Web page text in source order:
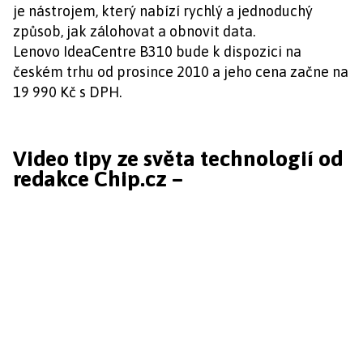
je nástrojem, který nabízí rychlý a jednoduchý
způsob, jak zálohovat a obnovit data.
Lenovo IdeaCentre B310 bude k dispozici na
českém trhu od prosince 2010 a jeho cena začne na
19 990 Kč s DPH.
Video tipy ze světa technologií od
redakce Chip.cz –